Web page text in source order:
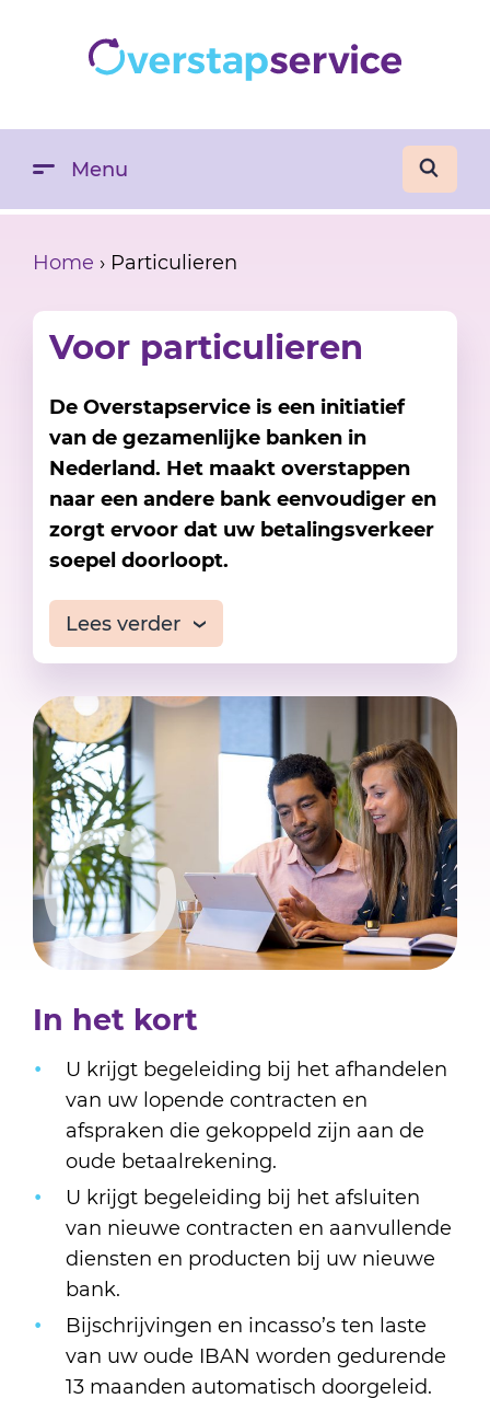
Menu
Home › Particulieren
Voor particulieren
De Overstapservice is een initiatief
van de gezamenlijke banken in
Nederland. Het maakt overstappen
naar een andere bank eenvoudiger en
zorgt ervoor dat uw betalingsverkeer
soepel doorloopt.
Lees verder
In het kort
U krijgt begeleiding bij het afhandelen
van uw lopende contracten en
afspraken die gekoppeld zijn aan de
oude betaalrekening.
U krijgt begeleiding bij het afsluiten
van nieuwe contracten en aanvullende
diensten en producten bij uw nieuwe
bank.
Bijschrijvingen en incasso’s ten laste
van uw oude IBAN worden gedurende
13 maanden automatisch doorgeleid.